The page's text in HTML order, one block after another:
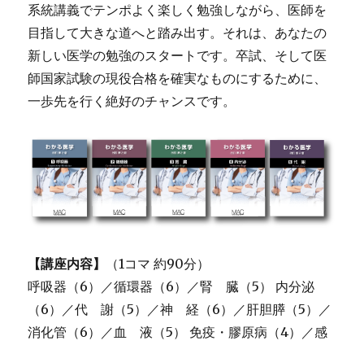
系統講義でテンポよく楽しく勉強しながら、医師を
目指して大きな道へと踏み出す。それは、あなたの
新しい医学の勉強のスタートです。卒試、そして医
師国家試験の現役合格を確実なものにするために、
一歩先を行く絶好のチャンスです。
【講座内容】
（1コマ 約90分）
呼吸器（6）／循環器（6）／腎 臓（5） 内分泌
（6）／代 謝（5）／神 経（6）／肝胆膵（5）／
消化管（6）／血 液（5） 免疫・膠原病（4）／感